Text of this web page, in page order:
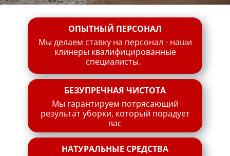
ОПЫТНЫЙ ПЕРСОНАЛ
Мы делаем ставку на персонал - наши
клинеры квалифицированные
специалисты.
БЕЗУПРЕЧНАЯ ЧИСТОТА
Мы гарантируем потрясающий
результат уборки, который порадует
вас
НАТУРАЛЬНЫЕ СРЕДСТВА